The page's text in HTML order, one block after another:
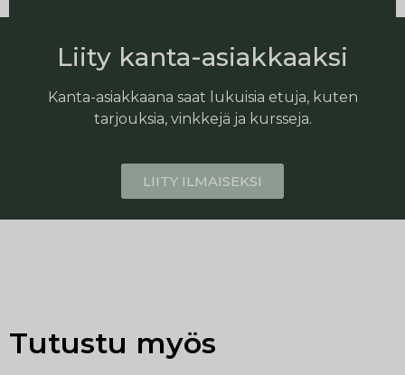
Liity kanta-asiakkaaksi
Kanta-asiakkaana saat lukuisia etuja, kuten
tarjouksia, vinkkejä ja kursseja.
LIITY ILMAISEKSI
Tutustu myös